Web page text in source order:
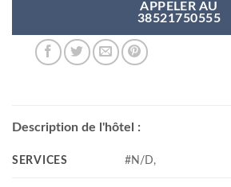
APPELER AU
38521750555
Description de l'hôtel :
SERVICES #N/D,